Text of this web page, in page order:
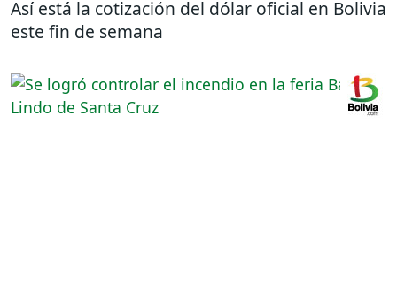
Así está la cotización del dólar oficial en Bolivia
este fin de semana